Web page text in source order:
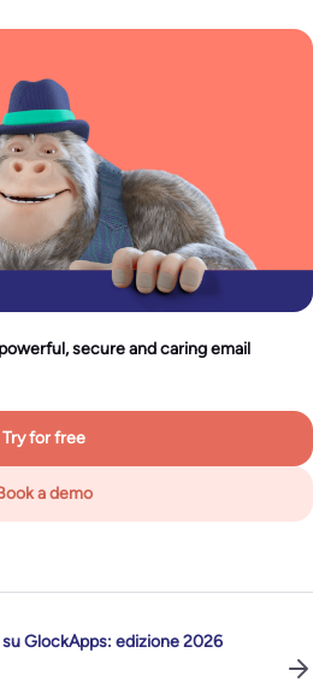
secure and caring email
Try for free
a demo
GlockApps: edizione 2026